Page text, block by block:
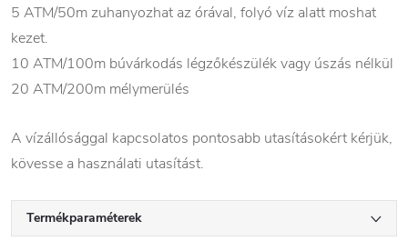
5 ATM/50m zuhanyozhat az órával, folyó víz alatt moshat
kezet.
10 ATM/100m búvárkodás légzőkészülék vagy úszás nélkül
20 ATM/200m mélymerülés
A vízállósággal kapcsolatos pontosabb utasításokért kérjük,
kövesse a használati utasítást.
Termékparaméterek